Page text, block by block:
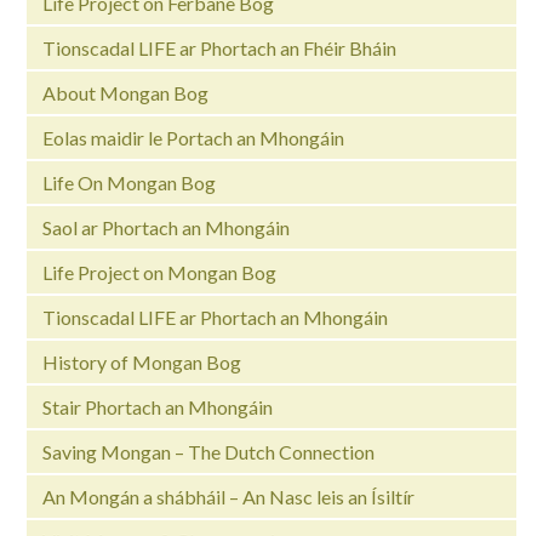
Tionscadal LIFE ar Phortach an Fhéir Bháin
About Mongan Bog
Eolas maidir le Portach an Mhongáin
Life On Mongan Bog
Saol ar Phortach an Mhongáin
Life Project on Mongan Bog
Tionscadal LIFE ar Phortach an Mhongáin
History of Mongan Bog
Stair Phortach an Mhongáin
Saving Mongan – The Dutch Connection
An Mongán a shábháil – An Nasc leis an Ísiltír